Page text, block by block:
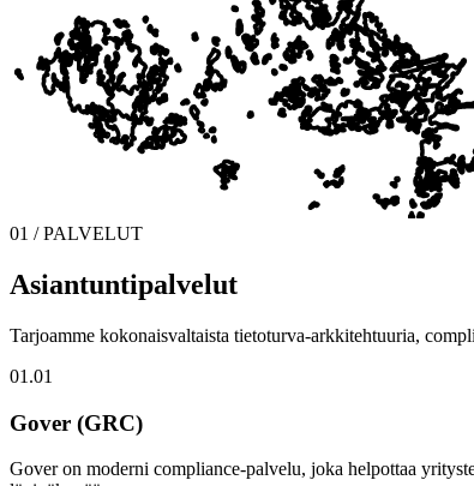
01 / PALVELUT
Asiantuntipalvelut
Tarjoamme kokonaisvaltaista tietoturva-arkkitehtuuria,
01.01
Gover (GRC)
Gover on moderni compliance-palvelu, joka helpottaa